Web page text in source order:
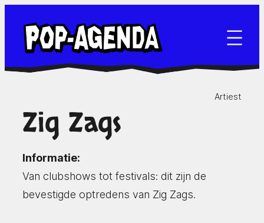
naar
inhoud
Artiest
Zig Zags
Informatie:
Van clubshows tot festivals: dit zijn de
bevestigde optredens van Zig Zags.